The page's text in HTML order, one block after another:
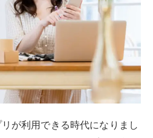
が利用できる時代になりまし